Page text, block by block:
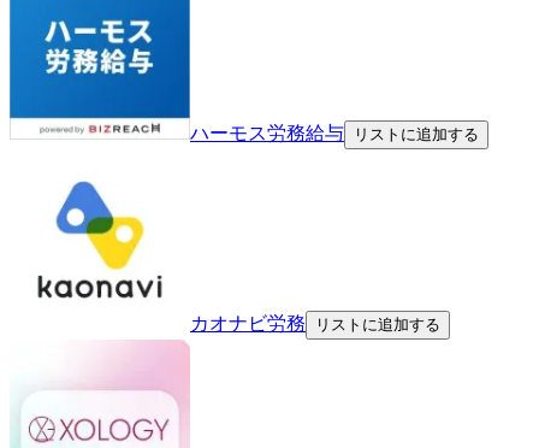
ハーモス労務給与 リストに追加する
カオナビ労務 リストに追加する